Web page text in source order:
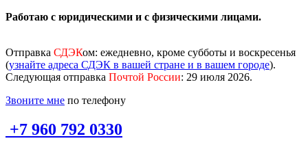
Работаю с юридическими и с физическими лицами.
Отправка СДЭКом: ежедневно, кроме субботы и воскресенья
(узнайте адреса СДЭК в вашей стране и в вашем городе).
Следующая отправка Почтой России: 29 июля 2026.
Звоните мне по телефону
+7 960 792 0330